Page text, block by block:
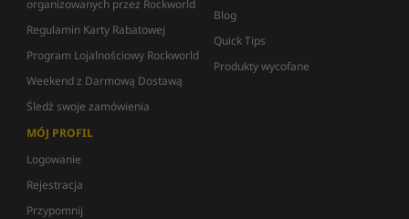
organizowanych przez Rockworld
Regulamin Karty Rabatowej
Program Lojalnościowy Rockworld
Weekend z Darmową Dostawą
Śledź swoje zamówienia
Blog
Quick Tips
Produkty wycofane
MÓJ PROFIL
Logowanie
Rejestracja
Przypomnij